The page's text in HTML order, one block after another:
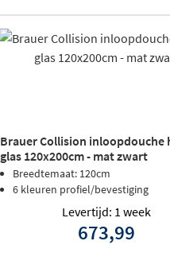
Brauer Collision inloopdouche
glas 120x200cm - mat zwart
Breedtemaat: 120cm
6 kleuren profiel/bevestiging
Levertijd: 1 week
673,99